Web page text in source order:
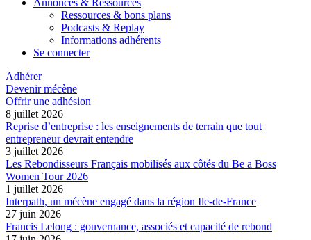
Annonces & Ressources
Ressources & bons plans
Podcasts & Replay
Informations adhérents
Se connecter
Adhérer
Devenir mécène
Offrir une adhésion
8 juillet 2026
Reprise d’entreprise : les enseignements de terrain que tout
entrepreneur devrait entendre
3 juillet 2026
Les Rebondisseurs Français mobilisés aux côtés du Be a Boss
Women Tour 2026
1 juillet 2026
Interpath, un mécène engagé dans la région Ile-de-France
27 juin 2026
Francis Lelong : gouvernance, associés et capacité de rebond